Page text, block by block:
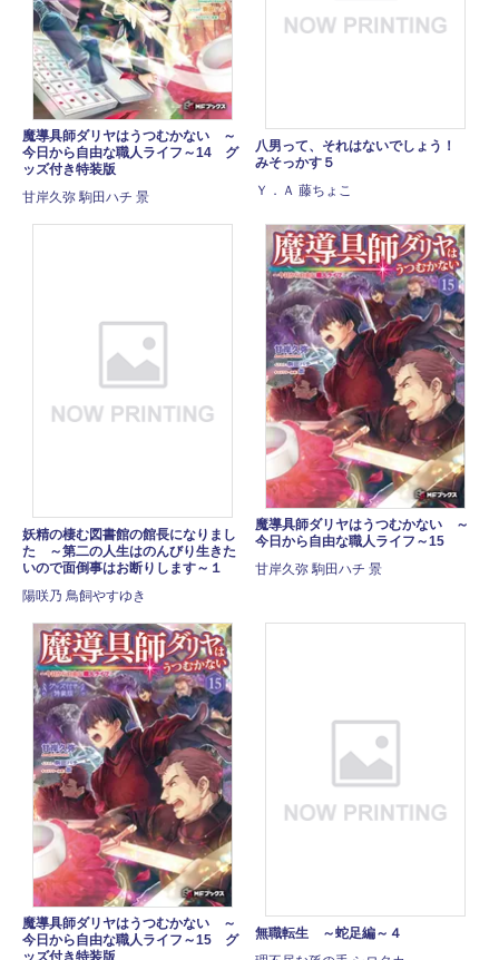
魔導具師ダリヤはうつむかない ～
今日から自由な職人ライフ～14 グ
ッズ付き特装版
甘岸久弥 駒田ハチ 景
八男って、それはないでしょう！
みそっかす５
Ｙ．Ａ 藤ちょこ
妖精の棲む図書館の館長になりまし
た ～第二の人生はのんびり生きた
いので面倒事はお断りします～１
陽咲乃 鳥飼やすゆき
魔導具師ダリヤはうつむかない ～
今日から自由な職人ライフ～15
甘岸久弥 駒田ハチ 景
魔導具師ダリヤはうつむかない ～
今日から自由な職人ライフ～15 グ
無職転生 ～蛇足編～４